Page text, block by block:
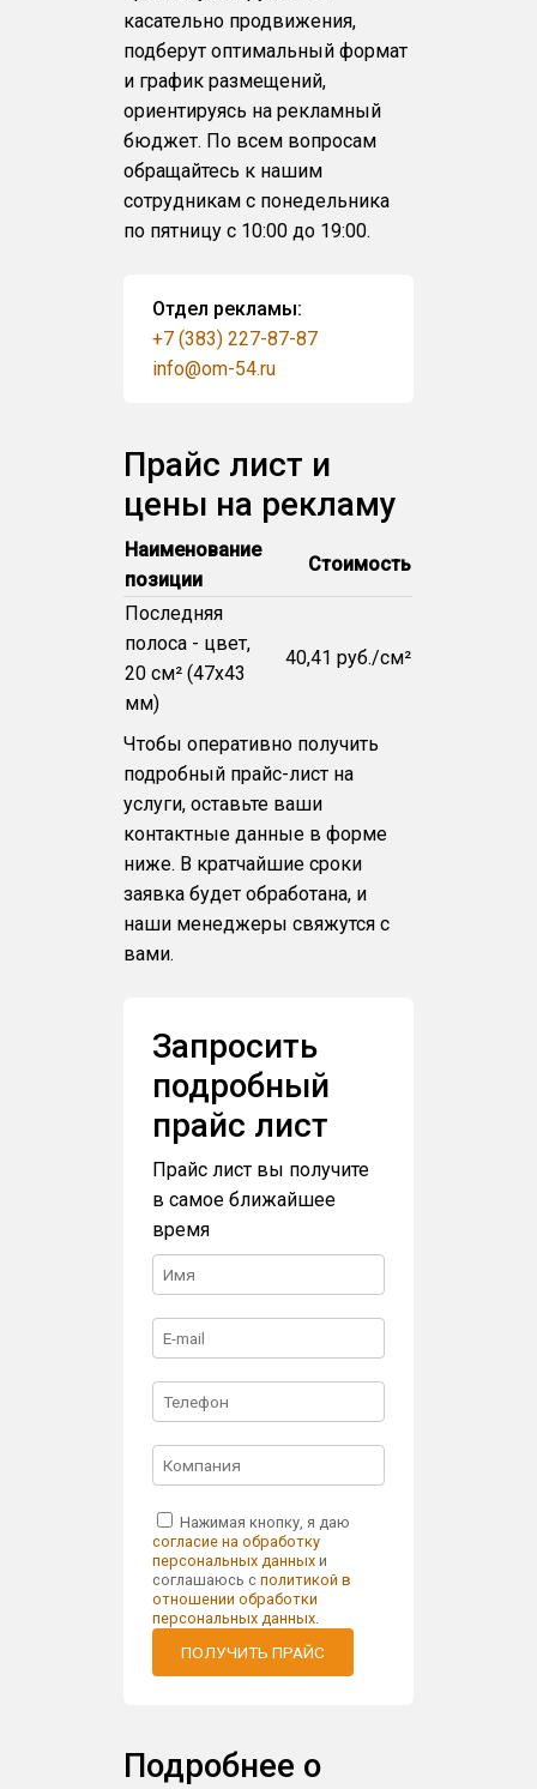
касательно продвижения,
подберут оптимальный формат
и график размещений,
ориентируясь на рекламный
бюджет. По всем вопросам
обращайтесь к нашим
сотрудникам с понедельника
по пятницу с 10:00 до 19:00.
Отдел рекламы:
+7 (383) 227-87-87
info@om-54.ru
Прайс лист и
цены на рекламу
Наименование
позиции
Стоимость
Последняя
полоса - цвет,
20 см² (47x43
мм)
40,41 руб./см²
Чтобы оперативно получить
подробный прайс-лист на
услуги, оставьте ваши
контактные данные в форме
ниже. В кратчайшие сроки
заявка будет обработана, и
наши менеджеры свяжутся с
вами.
Запросить
подробный
прайс лист
Прайс лист вы получите
в самое ближайшее
время
Нажимая кнопку, я даю
согласие на обработку
персональных данных и
соглашаюсь сполитикой в
отношении обработки
персональных данных
ПОЛУЧИТЬ ПРАЙС
Подробнее о